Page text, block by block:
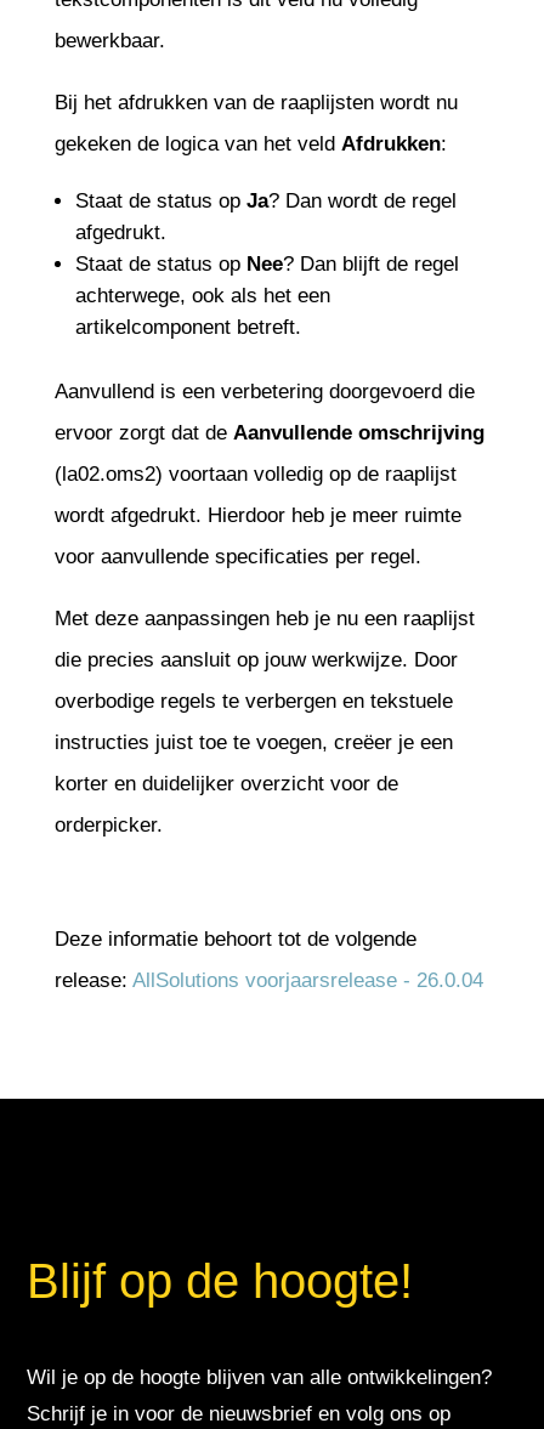
bewerkbaar.
Bij het afdrukken van de raaplijsten wordt nu
gekeken de logica van het veld Afdrukken:
Staat de status op Ja? Dan wordt de regel
afgedrukt.
Staat de status op Nee? Dan blijft de regel
achterwege, ook als het een
artikelcomponent betreft.
Aanvullend is een verbetering doorgevoerd die
ervoor zorgt dat de Aanvullende omschrijving
(la02.oms2) voortaan volledig op de raaplijst
wordt afgedrukt. Hierdoor heb je meer ruimte
voor aanvullende specificaties per regel.
Met deze aanpassingen heb je nu een raaplijst
die precies aansluit op jouw werkwijze. Door
overbodige regels te verbergen en tekstuele
instructies juist toe te voegen, creëer je een
korter en duidelijker overzicht voor de
orderpicker.
Deze informatie behoort tot de volgende
release: AllSolutions voorjaarsrelease - 26.0.04
Blijf op de hoogte!
Wil je op de hoogte blijven van alle ontwikkelingen?
Schrijf je in voor de nieuwsbrief en volg ons op